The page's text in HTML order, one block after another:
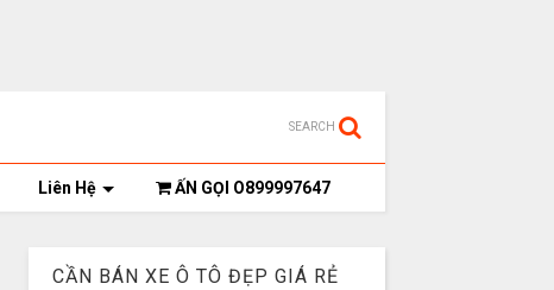
SEARCH
Liên Hệ ẤN GỌI O899997647
CẦN BÁN XE Ô TÔ ĐẸP GIÁ RẺ